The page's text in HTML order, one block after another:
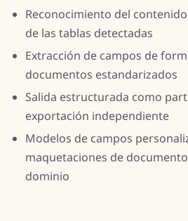
Reconocimiento del
de las tablas detectadas
Extracción de campos de
documentos estandarizados
Salida estructurada como
exportación independiente
Modelos de campos
maquetaciones de
dominio